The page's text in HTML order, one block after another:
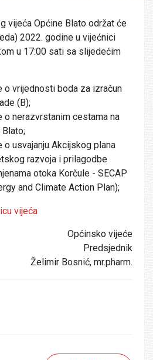
vijeća Općine Blato održat će
2022. godine u vijećnici
u 17:00 sati sa slijedećim
o vrijednosti boda za izračun
(B);
o nerazvrstanim cestama na
Blato;
o usvajanju Akcijskog plana
razvoja i prilagodbe
otoka Korčule - SECAP
and Climate Action Plan);
vijeća
Općinsko vijeće
Predsjednik
Želimir Bosnić, mr.pharm.